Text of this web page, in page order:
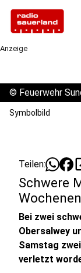
Anzeige
© Feuerwehr
Symbolbild
Teilen:
Schwere
Bei zwei
Obersalwey
Samstag
verletzt